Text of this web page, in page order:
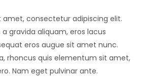
amet, consectetur adipiscing elit.
gravida aliquam, eros lacus
eros augue sit amet nunc.
rhoncus quis elementum sit amet,
Nam eget pulvinar ante.